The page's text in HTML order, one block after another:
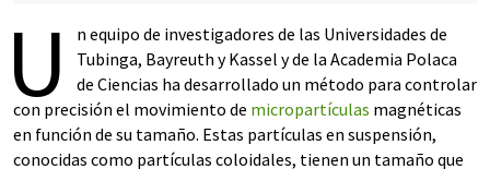
U
n equipo de investigadores de las Universidades de
Tubinga, Bayreuth y Kassel y de la Academia Polaca
de Ciencias ha desarrollado un método para controlar
con precisión el movimiento de micropartículas magnéticas
en función de su tamaño. Estas partículas en suspensión,
conocidas como partículas coloidales, tienen un tamaño que